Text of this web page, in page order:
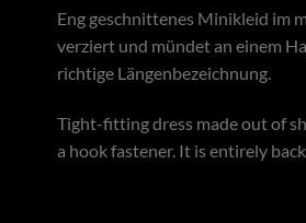
Eng geschnittenes Minikleid im
verziert und mündet an einem
richtige Längenbezeichnung.
Tight-fitting dress made out of
a hook fastener. It is entirely